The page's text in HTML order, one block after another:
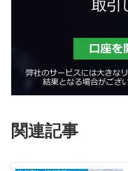
関連記事